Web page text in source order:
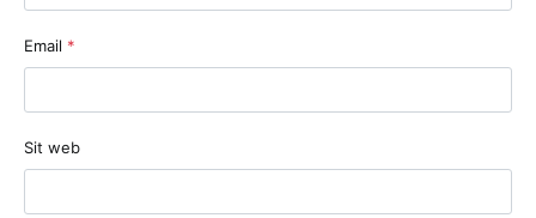
Email *
Sit web